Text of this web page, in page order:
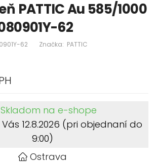
PATTIC Au 585/1000
62
62 Značka: PATTIC
na e-shope
12.8.2026 (pri objednaní do
9:00)
Ostrava